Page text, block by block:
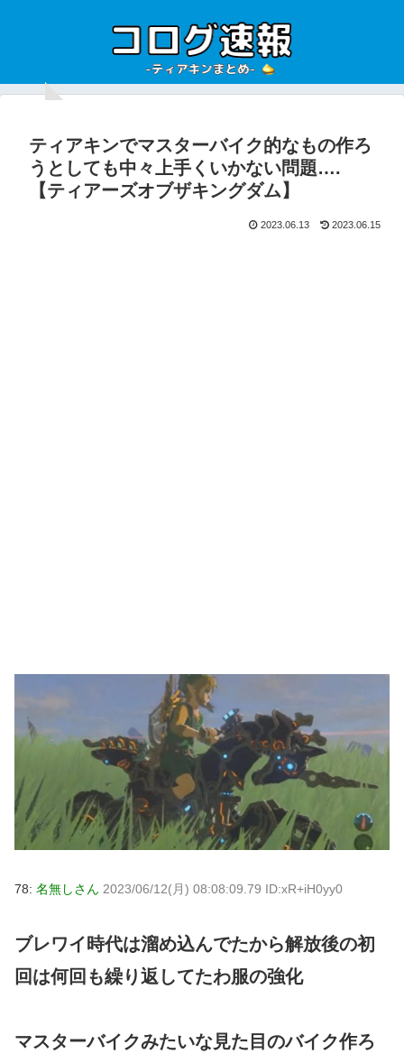
ティアキンでマスターバイク的なもの作ろ
うとしても中々上手くいかない問題….
【ティアーズオブザキングダム】
2023.06.13 2023.06.15
78: 名無しさん 2023/06/12(月) 08:08:09.79 ID:xR+iH0yy0
ブレワイ時代は溜め込んでたから解放後の初
回は何回も繰り返してたわ服の強化
マスターバイクみたいな見た目のバイク作ろ